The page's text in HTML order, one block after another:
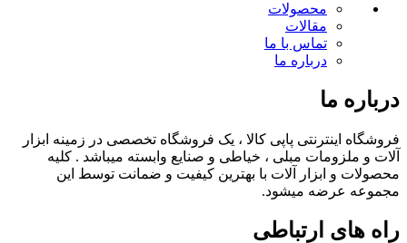
محصولات
مقالات
تماس با ما
درباره ما
درباره ما
فروشگاه اینترنتی پاپی کالا ، یک فروشگاه تخصصی در زمینه ابزار
آلات و ملزومات مبلی ، خیاطی و صنایع وابسته میباشد . کلیه
محصولات و ابزار آلات با بهترین کیفیت و ضمانت توسط این
مجموعه عرضه میشود.
راه های ارتباطی